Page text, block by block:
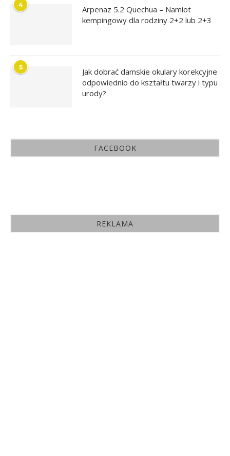
4
Arpenaz 5.2 Quechua – Namiot
kempingowy dla rodziny 2+2 lub 2+3
5
Jak dobrać damskie okulary korekcyjne
odpowiednio do kształtu twarzy i typu
urody?
FACEBOOK
REKLAMA